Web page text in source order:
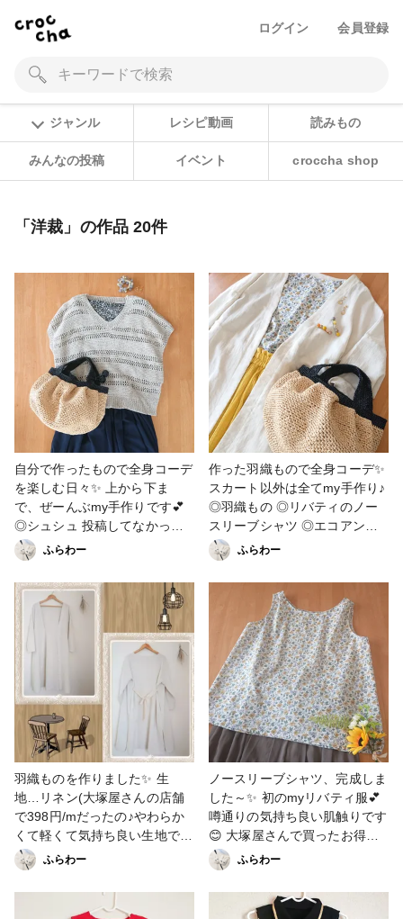
ログイン 会員登録
ジャンル レシピ動画 読みもの
みんなの投稿 イベント croccha shop
「洋裁」の作品 20件
自分で作ったもので全身コーデ
を楽しむ日々✨ 上から下ま
で、ぜーんぶmy手作りです💕
◎シュシュ 投稿してなかった
💦作り方を見てね😊 ◎ピアス
ID32351 ◎ノースリーブシャ
ツ ID30878 ◎棒針で編んだ夏
服 ID30696 ◎ロングスカート
これも投稿してなかった💦リバ
ーシブルなのです♪作り方を見
てね😊 ◎バッグ ID32434 7月
も終わりですね💦まだまだ暑い
日が続きますし、コロナと体調
に気を付けて、8月も涼しい部
屋に引きこもってハンドメイド
を楽しみたいと思います💕 #ア
クセサリー部 #かぎ針編み #棒
針編み #ソーイング #洋裁 #大
人服 #アクセサリー #ヘアアク
セサリー
ふらわー
作った羽織もので全身コーデ✨
スカート以外は全てmy手作り♪
◎羽織もの ◎リバティのノー
スリーブシャツ ◎エコアンダ
リヤのバッグ ◎ヘアアクセサ
リー(レジン) ◎ピアス 自分の
作ったものでコーディネイトを
楽しむ日々💕 #ファッション #
バッグ・ポーチ #ソーイング #
大人服 #編み物 #レジン #ヘア
アクセサリー #ピアス #洋裁
#UVレジン #レジン作品コンテ
スト2022
ふらわー
羽織ものを作りました✨ 生
地…リネン(大塚屋さんの店舗
で398円/mだったの♪やわらか
くて軽くて気持ち良い生地で
す) 参考型紙…yanの手作り手
帖さんの「簡単ロングコート」
→無料だし、初心者にオスス
メ。簡単で説明も分かりやすい
ふらわー
ノースリーブシャツ、完成しま
した～✨ 初のmyリバティ服💕
噂通りの気持ち良い肌触りです
😊 大塚屋さんで買ったお得な
ハギレ1mで作っちゃった😆 生
地…リバティプリントタナロー
ン(オーシャンアイル) 型紙…伊
藤まさこさんの「白いシャツを
ふらわー